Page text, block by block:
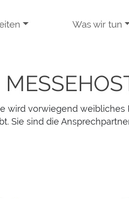
Was wir tun
wird vorwiegend weibliches
Sie sind die